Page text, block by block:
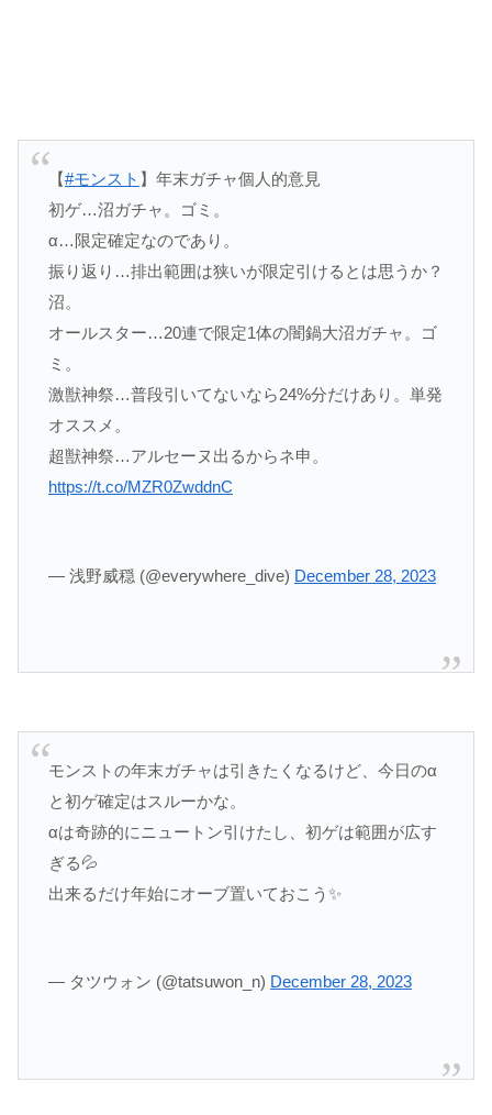
【#モンスト 】年末ガチャ個人的意見
初ゲ…沼ガチャ。ゴミ。
α…限定確定なのであり。
振り返り…排出範囲は狭いが限定引けるとは思うか？
沼。
オールスター…20連で限定1体の闇鍋大沼ガチャ。ゴ
ミ。
激獣神祭…普段引いてないなら24%分だけあり。単発
オススメ。
超獣神祭…アルセーヌ出るからネ申。
https://t.co/MZR0ZwddnC
— 浅野威穏 (@everywhere_dive) December 28, 2023
モンストの年末ガチャは引きたくなるけど、今日のα
と初ゲ確定はスルーかな。
αは奇跡的にニュートン引けたし、初ゲは範囲が広す
ぎる💦
出来るだけ年始にオーブ置いておこう✨
— タツウォン (@tatsuwon_n) December 28, 2023